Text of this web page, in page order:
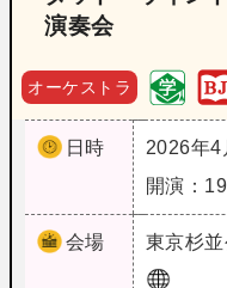
演奏会
オーケストラ
日時
2026年4
開演：
会場 東京杉